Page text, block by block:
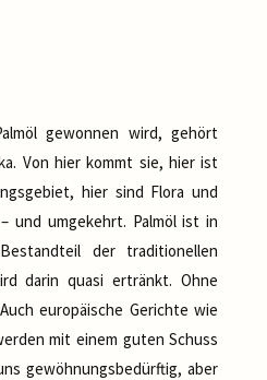
gewonnen wird, gehört
Von hier kommt sie, hier ist
hier sind Flora und
und umgekehrt. Palmöl ist in
der traditionellen
darin quasi ertränkt. Ohne
europäische Gerichte wie
mit einem guten Schuss
gewöhnungsbedürftig, aber